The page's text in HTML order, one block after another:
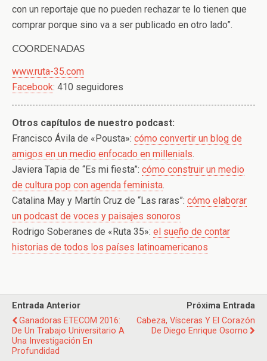
con un reportaje que no pueden rechazar te lo tienen que
comprar porque sino va a ser publicado en otro lado”.
COORDENADAS
www.ruta-35.com
Facebook: 410 seguidores
Otros capítulos de nuestro podcast:
Francisco Ávila de «Pousta»: cómo convertir un blog de
amigos en un medio enfocado en millenials.
Javiera Tapia de “Es mi fiesta”: cómo construir un medio
de cultura pop con agenda feminista.
Catalina May y Martín Cruz de “Las raras”: cómo elaborar
un podcast de voces y paisajes sonoros
Rodrigo Soberanes de «Ruta 35»: el sueño de contar
historias de todos los países latinoamericanos
Entrada Anterior
Ganadoras ETECOM 2016:
De Un Trabajo Universitario A
Una Investigación En
Profundidad
Próxima Entrada
Cabeza, Vísceras Y El Corazón
De Diego Enrique Osorno